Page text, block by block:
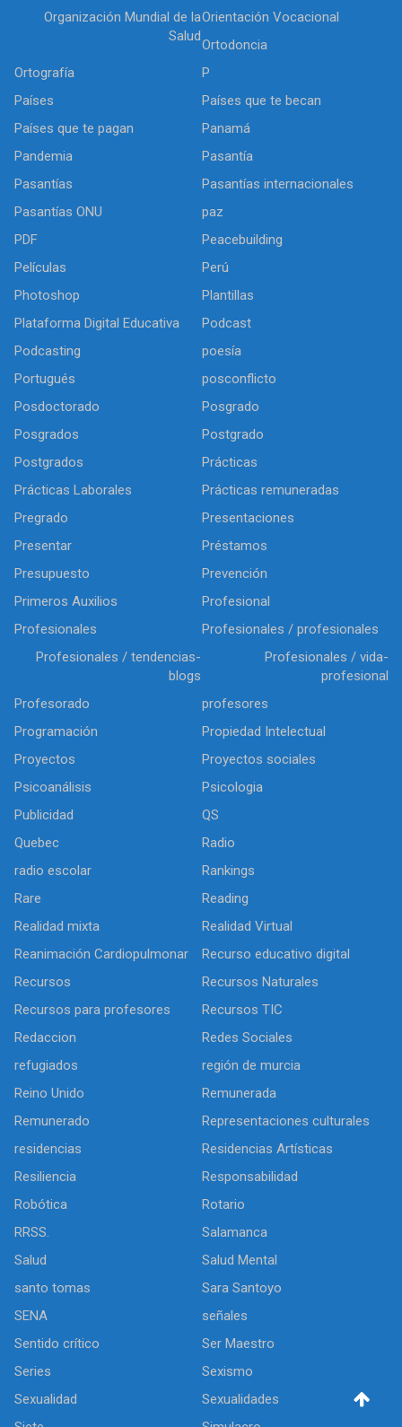
Organización Mundial de la
Salud
Orientación Vocacional
Ortodoncia
Ortografía
P
Países
Países que te becan
Países que te pagan
Panamá
Pandemia
Pasantía
Pasantías
Pasantías internacionales
Pasantías ONU
paz
PDF
Peacebuilding
Películas
Perú
Photoshop
Plantillas
Plataforma Digital Educativa
Podcast
Podcasting
poesía
Portugués
posconflicto
Posdoctorado
Posgrado
Posgrados
Postgrado
Postgrados
Prácticas
Prácticas Laborales
Prácticas remuneradas
Pregrado
Presentaciones
Presentar
Préstamos
Presupuesto
Prevención
Primeros Auxilios
Profesional
Profesionales
Profesionales / profesionales
Profesionales / tendencias-
blogs
Profesionales / vida-
profesional
Profesorado
profesores
Programación
Propiedad Intelectual
Proyectos
Proyectos sociales
Psicoanálisis
Psicologia
Publicidad
QS
Quebec
Radio
radio escolar
Rankings
Rare
Reading
Realidad mixta
Realidad Virtual
Reanimación Cardiopulmonar
Recurso educativo digital
Recursos
Recursos Naturales
Recursos para profesores
Recursos TIC
Redaccion
Redes Sociales
refugiados
región de murcia
Reino Unido
Remunerada
Remunerado
Representaciones culturales
residencias
Residencias Artísticas
Resiliencia
Responsabilidad
Robótica
Rotario
RRSS.
Salamanca
Salud
Salud Mental
santo tomas
Sara Santoyo
SENA
señales
Sentido crítico
Ser Maestro
Series
Sexismo
Sexualidad
Sexualidades